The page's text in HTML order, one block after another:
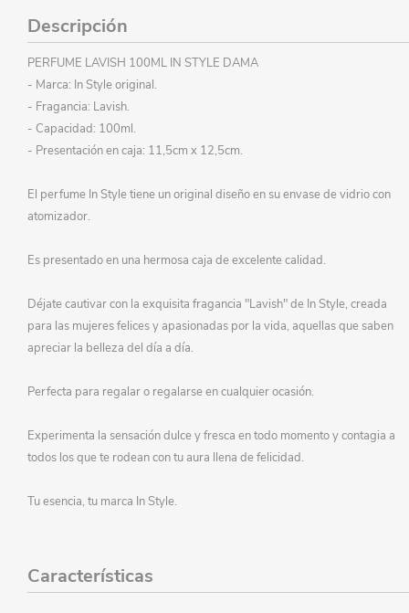
Descripción
PERFUME LAVISH 100ML IN STYLE DAMA
- Marca: In Style original.
- Fragancia: Lavish.
- Capacidad: 100ml.
- Presentación en caja: 11,5cm x 12,5cm.
El perfume In Style tiene un original diseño en su envase de vidrio con
atomizador.
Es presentado en una hermosa caja de excelente calidad.
Déjate cautivar con la exquisita fragancia "Lavish" de In Style, creada
para las mujeres felices y apasionadas por la vida, aquellas que saben
apreciar la belleza del día a día.
Perfecta para regalar o regalarse en cualquier ocasión.
Experimenta la sensación dulce y fresca en todo momento y contagia a
todos los que te rodean con tu aura llena de felicidad.
Tu esencia, tu marca In Style.
Características